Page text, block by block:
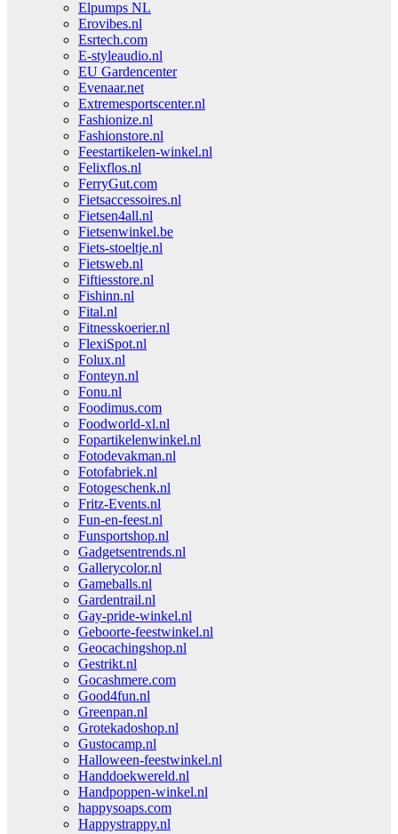
Elpumps NL
Erovibes.nl
Esrtech.com
E-styleaudio.nl
EU Gardencenter
Evenaar.net
Extremesportscenter.nl
Fashionize.nl
Fashionstore.nl
Feestartikelen-winkel.nl
Felixflos.nl
FerryGut.com
Fietsaccessoires.nl
Fietsen4all.nl
Fietsenwinkel.be
Fiets-stoeltje.nl
Fietsweb.nl
Fiftiesstore.nl
Fishinn.nl
Fital.nl
Fitnesskoerier.nl
FlexiSpot.nl
Folux.nl
Fonteyn.nl
Fonu.nl
Foodimus.com
Foodworld-xl.nl
Fopartikelenwinkel.nl
Fotodevakman.nl
Fotofabriek.nl
Fotogeschenk.nl
Fritz-Events.nl
Fun-en-feest.nl
Funsportshop.nl
Gadgetsentrends.nl
Gallerycolor.nl
Gameballs.nl
Gardentrail.nl
Gay-pride-winkel.nl
Geboorte-feestwinkel.nl
Geocachingshop.nl
Gestrikt.nl
Gocashmere.com
Good4fun.nl
Greenpan.nl
Grotekadoshop.nl
Gustocamp.nl
Halloween-feestwinkel.nl
Handdoekwereld.nl
Handpoppen-winkel.nl
happysoaps.com
Happystrappy.nl